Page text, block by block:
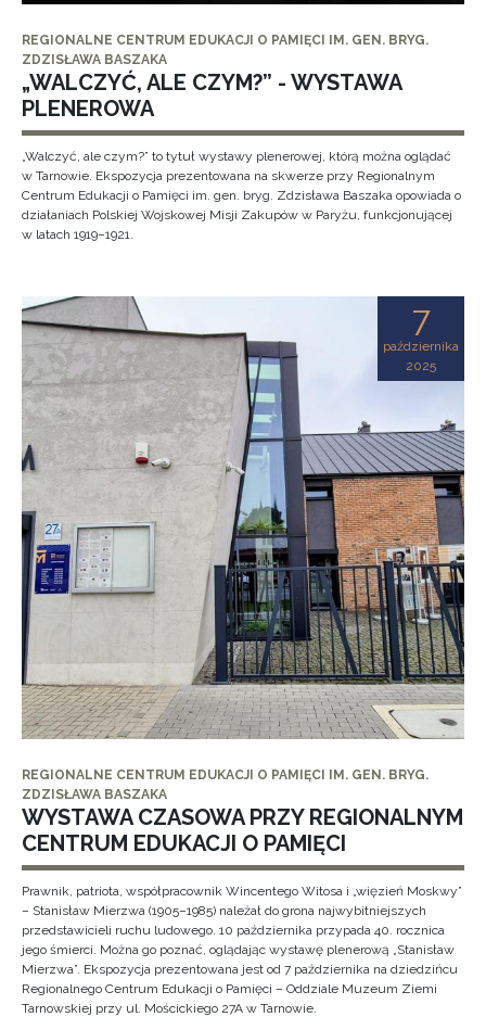
REGIONALNE CENTRUM EDUKACJI O PAMIĘCI IM. GEN. BRYG.
ZDZISŁAWA BASZAKA
„WALCZYĆ, ALE CZYM?” - WYSTAWA
PLENEROWA
„Walczyć, ale czym?” to tytuł wystawy plenerowej, którą można oglądać
w Tarnowie. Ekspozycja prezentowana na skwerze przy Regionalnym
Centrum Edukacji o Pamięci im. gen. bryg. Zdzisława Baszaka opowiada o
działaniach Polskiej Wojskowej Misji Zakupów w Paryżu, funkcjonującej
w latach 1919–1921.
7
października
2025
REGIONALNE CENTRUM EDUKACJI O PAMIĘCI IM. GEN. BRYG.
ZDZISŁAWA BASZAKA
WYSTAWA CZASOWA PRZY REGIONALNYM
CENTRUM EDUKACJI O PAMIĘCI
Prawnik, patriota, współpracownik Wincentego Witosa i „więzień Moskwy”
– Stanisław Mierzwa (1905–1985) należał do grona najwybitniejszych
przedstawicieli ruchu ludowego. 10 października przypada 40. rocznica
jego śmierci. Można go poznać, oglądając wystawę plenerową „Stanisław
Mierzwa”. Ekspozycja prezentowana jest od 7 października na dziedzińcu
Regionalnego Centrum Edukacji o Pamięci – Oddziale Muzeum Ziemi
Tarnowskiej przy ul. Mościckiego 27A w Tarnowie.